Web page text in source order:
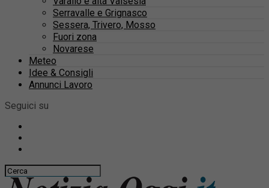
Serravalle e Grignasco
Sessera, Trivero, Mosso
Fuori zona
Novarese
Meteo
Idee & Consigli
Annunci Lavoro
Seguici su